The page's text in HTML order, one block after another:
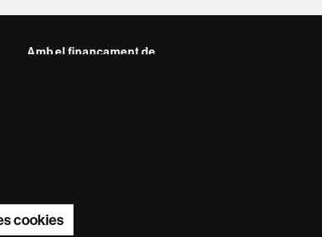
cookies
Amb el finançament de